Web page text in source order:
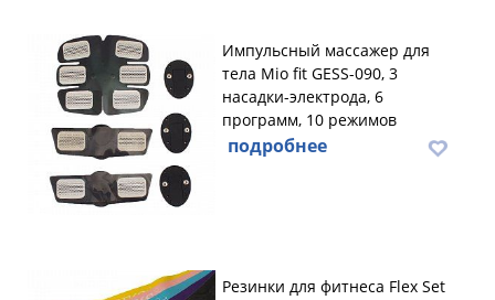
Импульсный массажер для
тела Mio fit GESS-090, 3
насадки-электрода, 6
программ, 10 режимов
подробнее
Резинки для фитнеса Flex Set